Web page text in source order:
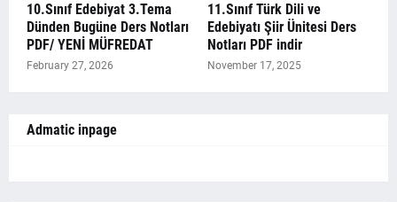
10.Sınıf Edebiyat 3.Tema
Dünden Bugüne Ders Notları
PDF/ YENİ MÜFREDAT
February 27, 2026
11.Sınıf Türk Dili ve
Edebiyatı Şiir Ünitesi Ders
Notları PDF indir
November 17, 2025
Admatic inpage